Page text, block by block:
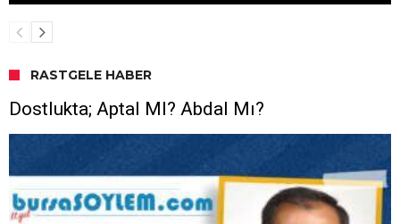
RASTGELE HABER
Dostlukta; Aptal MI? Abdal Mı?